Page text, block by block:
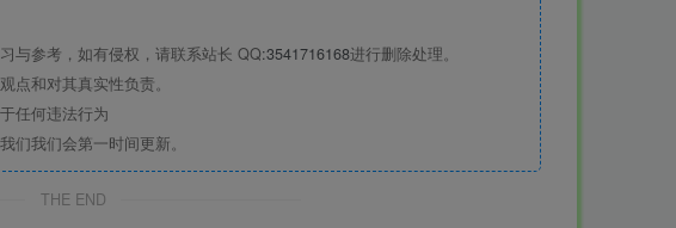
与参考，如有侵权，请联系站长 QQ:3541716168进行删除处理。
和对其真实性负责。
任何违法行为
我们会第一时间更新。
THE END